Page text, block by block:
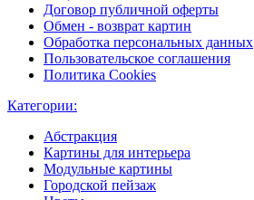
Договор публичной оферты
Обмен - возврат картин
Обработка персональных данных
Пользовательское соглашения
Политика Cookies
Категории:
Абстракция
Картины для интерьера
Модульные картины
Городской пейзаж